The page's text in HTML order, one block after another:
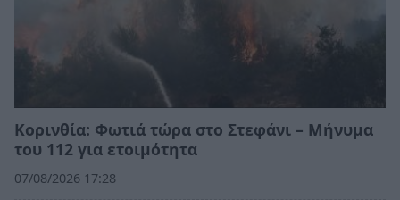
Κορινθία: Φωτιά τώρα στο Στεφάνι – Μήνυμα
του 112 για ετοιμότητα
07/08/2026 17:28